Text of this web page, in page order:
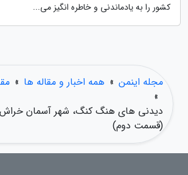
کشور را به یادماندنی و خاطره انگیز می...
مجله اینمن » همه اخبار و مقاله ها »
»
دیدنی های هنگ کنگ، شهر آسمان
(قسمت دوم)